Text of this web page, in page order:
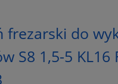
frezarski do
S8 1,5-5 KL16